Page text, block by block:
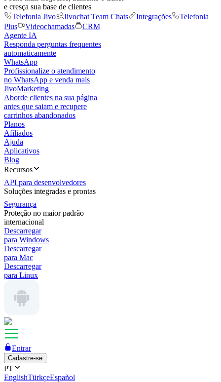
e cresça sua base de clientes
Telefonia Jivo
Jivochat Team Chats Integrações
Telefonia
Plus
Videochamadas
CRM
Agente IA
Responda perguntas frequentes
automaticamente
WhatsApp
Profissionalize o atendimento
no WhatsApp e venda mais
JivoMarketing
Aborde clientes na sua página
antes que saiam e recupere
carrinhos abandonados
Planos
Afiliados
Ajuda
Aplicativos
Blog
Recursos
API para desenvolvedores
Soluções integradas e prontas
Segurança
Proteção no maior padrão
internacional
Descarregar
para Windows
Descarregar
para Mac
Descarregar
para Linux
Entrar
Cadastre-se
PT
EnglishTürkçeEspañol